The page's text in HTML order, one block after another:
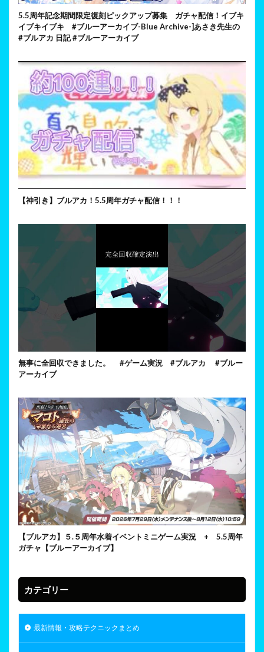
5.5周年記念期間限定復刻ピックアップ募集 ガチャ配信！イブキ
イブキイブキ #ブルーアーカイブ-Blue Archive-]あさき先生の
#ブルアカ 日記 #ブルーアーカイブ
【神引き】ブルアカ！5.5周年ガチャ配信！！！
無事に全回収できました。 #ゲーム実況 #ブルアカ #ブルー
アーカイブ
【ブルアカ】５.５周年水着イベントミニゲーム実況 + 5.5周年
ガチャ【ブルーアーカイブ】
カテゴリー
最新情報・攻略テクニックまとめ